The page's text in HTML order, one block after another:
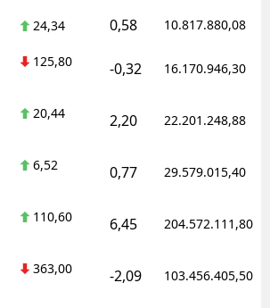
24,34 0,58 10.817.880,08
125,80 -0,32 16.170.946,30
20,44 2,20 22.201.248,88
6,52 0,77 29.579.015,40
110,60 6,45 204.572.111,80
363,00 -2,09 103.456.405,50